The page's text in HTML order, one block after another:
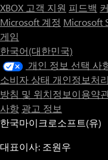
XBOX 고객 지원 피드백
Microsoft 계정 Microsoft
게임
한국어(대한민국)
개인 정보 선택 사
소비자 상태 개인정보처
방침 및 위치정보이용약
사항 광고 정보
한국마이크로소프트(유)
대표이사: 조원우